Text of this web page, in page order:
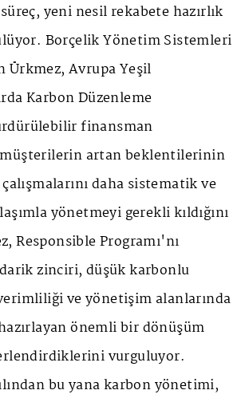
yeni nesil rekabete hazırlık
Borçelik Yönetim Sistemleri
Ürkmez, Avrupa Yeşil
Karbon Düzenleme
finansman
müşterilerin artan beklentilerinin
daha sistematik ve
yönetmeyi gerekli kıldığını
Responsible Programı'nı
zinciri, düşük karbonlu
ve yönetişim alanlarında
önemli bir dönüşüm
vurguluyor.
bu yana karbon yönetimi,